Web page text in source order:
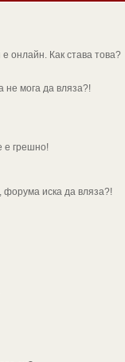
онлайн. Как става това?
не мога да вляза?!
е грешно!
форума иска да вляза?!